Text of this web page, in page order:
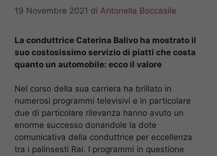
19 Novembre 2021 di Antonella Boccasile
La conduttrice Caterina Balivo ha mostrato il
suo costosissimo servizio di piatti che costa
quanto un automobile: ecco il valore
Nel corso della sua carriera ha brillato in
numerosi programmi televisivi e in particolare
due di particolare rilevanza hanno avuto un
enorme successo donandole la dote
comunicativa della conduttrice per eccellenza
tra i palinsesti Rai. I programmi in questione